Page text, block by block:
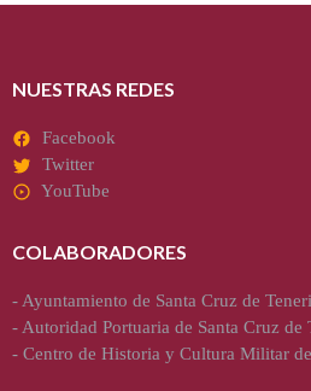
NUESTRAS REDES
Facebook
Twitter
YouTube
COLABORADORES
- Ayuntamiento de Santa Cruz de
- Autoridad Portuaria de Santa Cruz de
- Centro de Historia y Cultura Militar